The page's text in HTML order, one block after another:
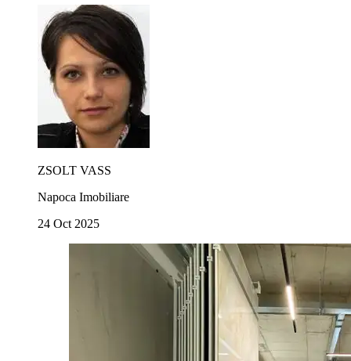
ZSOLT VASS
Napoca Imobiliare
24 Oct 2025